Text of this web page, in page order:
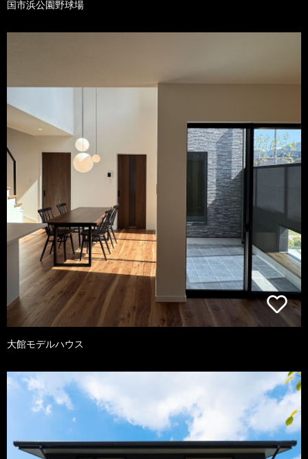
国市浜公園野球場
大館モデルハウス